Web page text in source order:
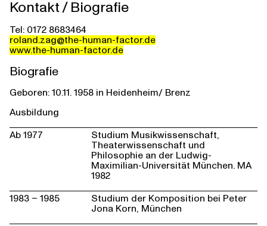
Kontakt / Biografie
Tel: 0172 8683464
roland.zag@the-human-factor.de
www.the-human-factor.de
Biografie
Geboren: 10.11. 1958 in Heidenheim/ Brenz
Ausbildung
Ab 1977
Studium Musikwissenschaft,
Theaterwissenschaft und
Philosophie an der Ludwig-
Maximilian-Universität München. MA
1982
1983 – 1985
Studium der Komposition bei Peter
Jona Korn, München